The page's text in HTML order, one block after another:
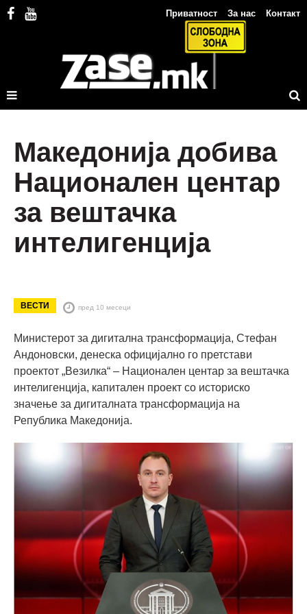
Приватност За нас Контакт
Македонија добива
Национален центар
за вештачка
интелигенција
ВЕСТИ пред 10 месеци
Министерот за дигитална трансформација, Стефан
Андоновски, денеска официјално го претстави
проектот „Везилка“ – Национален центар за вештачка
интелигенција, капитален проект со историско
значење за дигиталната трансформација на
Република Македонија.